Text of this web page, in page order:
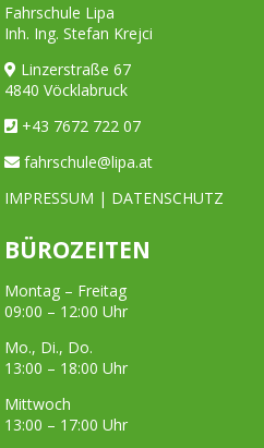
Fahrschule Lipa
Inh. Ing. Stefan Krejci
Linzerstraße 67
4840 Vöcklabruck
+43 7672 722 07
fahrschule@lipa.at
IMPRESSUM | DATENSCHUTZ
BÜROZEITEN
Montag – Freitag
09:00 – 12:00 Uhr
Mo., Di., Do.
13:00 – 18:00 Uhr
Mittwoch
13:00 – 17:00 Uhr